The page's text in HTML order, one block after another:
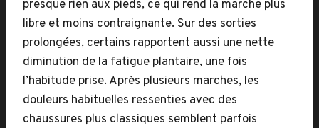
presque rien aux pieds, ce qui rend la marche plus
libre et moins contraignante. Sur des sorties
prolongées, certains rapportent aussi une nette
diminution de la fatigue plantaire, une fois
l’habitude prise. Après plusieurs marches, les
douleurs habituelles ressenties avec des
chaussures plus classiques semblent parfois